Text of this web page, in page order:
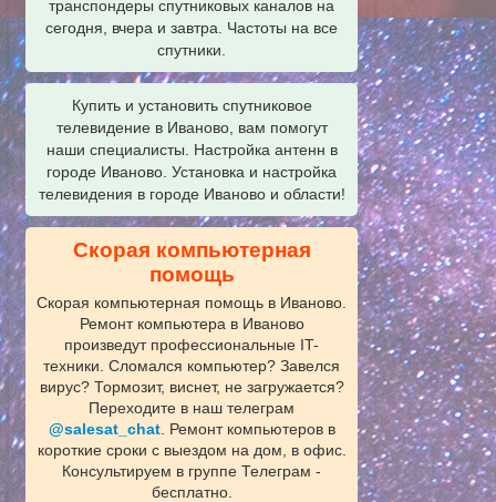
транспондеры спутниковых каналов на
сегодня, вчера и завтра. Частоты на все
спутники.
Купить и установить спутниковое
телевидение в Иваново, вам помогут
наши специалисты. Настройка антенн в
городе Иваново. Установка и настройка
телевидения в городе Иваново и области!
Скорая компьютерная
помощь
Скорая компьютерная помощь в Иваново.
Ремонт компьютера в Иваново
произведут профессиональные IT-
техники. Сломался компьютер? Завелся
вирус? Тормозит, виснет, не загружается?
Переходите в наш телеграм
@salesat_chat. Ремонт компьютеров в
короткие сроки с выездом на дом, в офис.
Консультируем в группе Телеграм -
бесплатно.